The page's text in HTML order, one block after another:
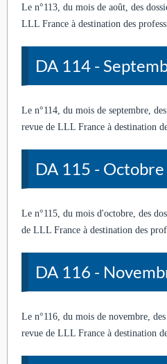
Le n°113, du mois de août, des
LLL France à destination des
DA 114 -
Le n°114, du mois de septembre,
revue de LLL France à destination
DA 115 -
Le n°115, du mois d'octobre, des
de LLL France à destination des
DA 116 -
Le n°116, du mois de novembre,
revue de LLL France à destination